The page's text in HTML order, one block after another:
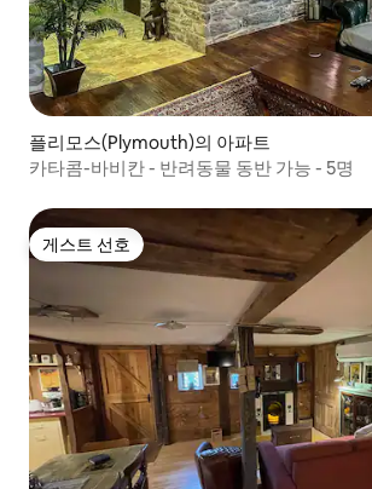
플리모스(Plymouth)의 아파트
카타콤-바비칸 - 반려동물 동반 가능 - 5명
게스트 선호
게스트 선호